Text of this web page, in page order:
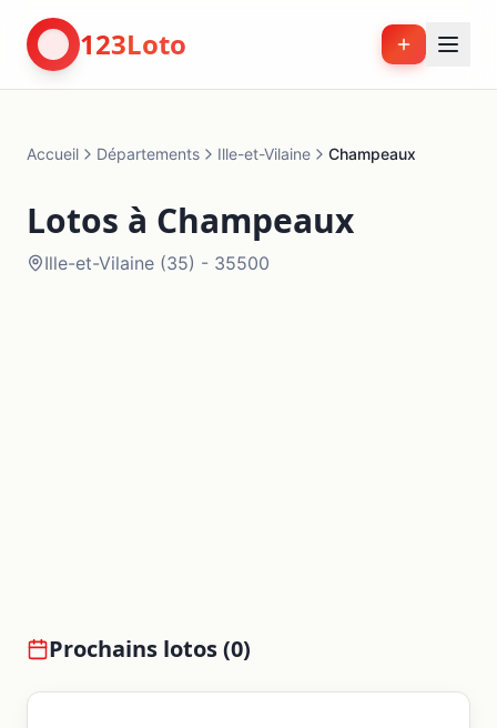
123Loto
Accueil Départements Ille-et-Vilaine Champeaux
Lotos à Champeaux
Ille-et-Vilaine (35) - 35500
Prochains lotos (0)